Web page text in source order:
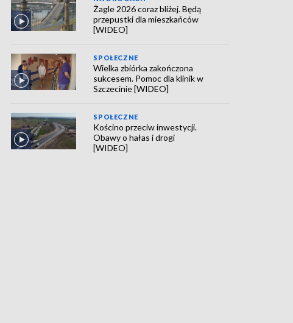
Żagle 2026 coraz bliżej. Będą
przepustki dla mieszkańców
[WIDEO]
SPOŁECZNE
Wielka zbiórka zakończona
sukcesem. Pomoc dla klinik w
Szczecinie [WIDEO]
SPOŁECZNE
Kościno przeciw inwestycji.
Obawy o hałas i drogi
[WIDEO]